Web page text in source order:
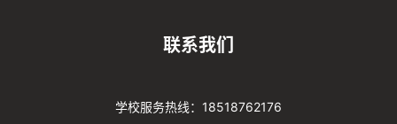
联系我们
学校服务热线：18518762176